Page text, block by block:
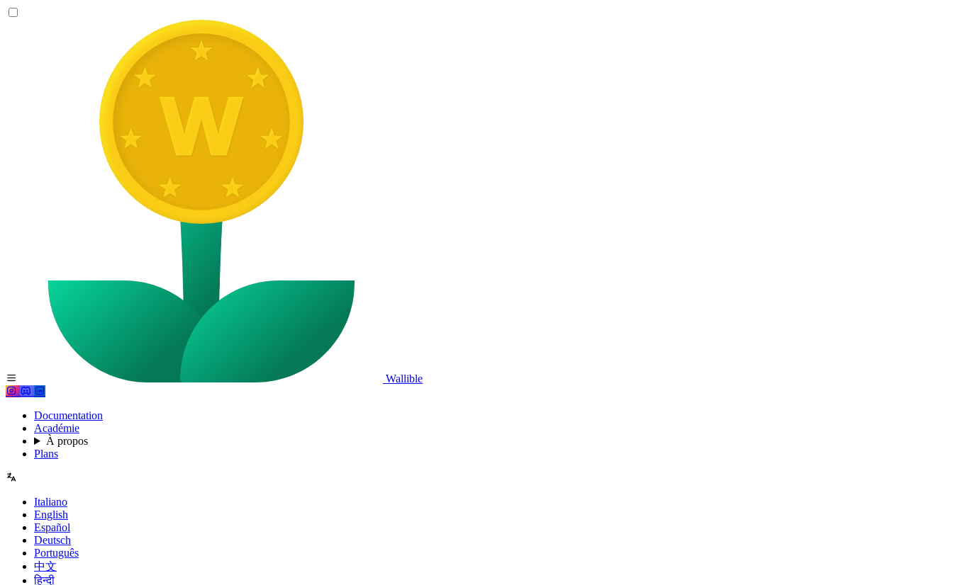
Wallible
Documentation
Académie
À propos
Plans
Italiano
English
Español
Deutsch
Português
中文
हिन्दी